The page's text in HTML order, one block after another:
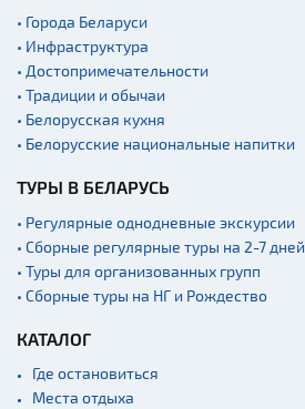
Мастер-классы
Квесты
Новости
Спортинг-клубы и тиры
Ратуши
Родовые усадьбы
Садово-парковая
Памятники
Памятники известным
Монастыри
• Города Беларуси
• Инфраструктура
• Достопримечательности
• Традиции и обычаи
• Белорусская кухня
• Белорусские национальные напитки
ТУРЫ В БЕЛАРУСЬ
• Регулярные однодневные экскурсии
• Сборные регулярные туры на 2-7 дней
• Туры для организованных групп
• Сборные туры на НГ и Рождество
КАТАЛОГ
Где остановиться
Места отдыха